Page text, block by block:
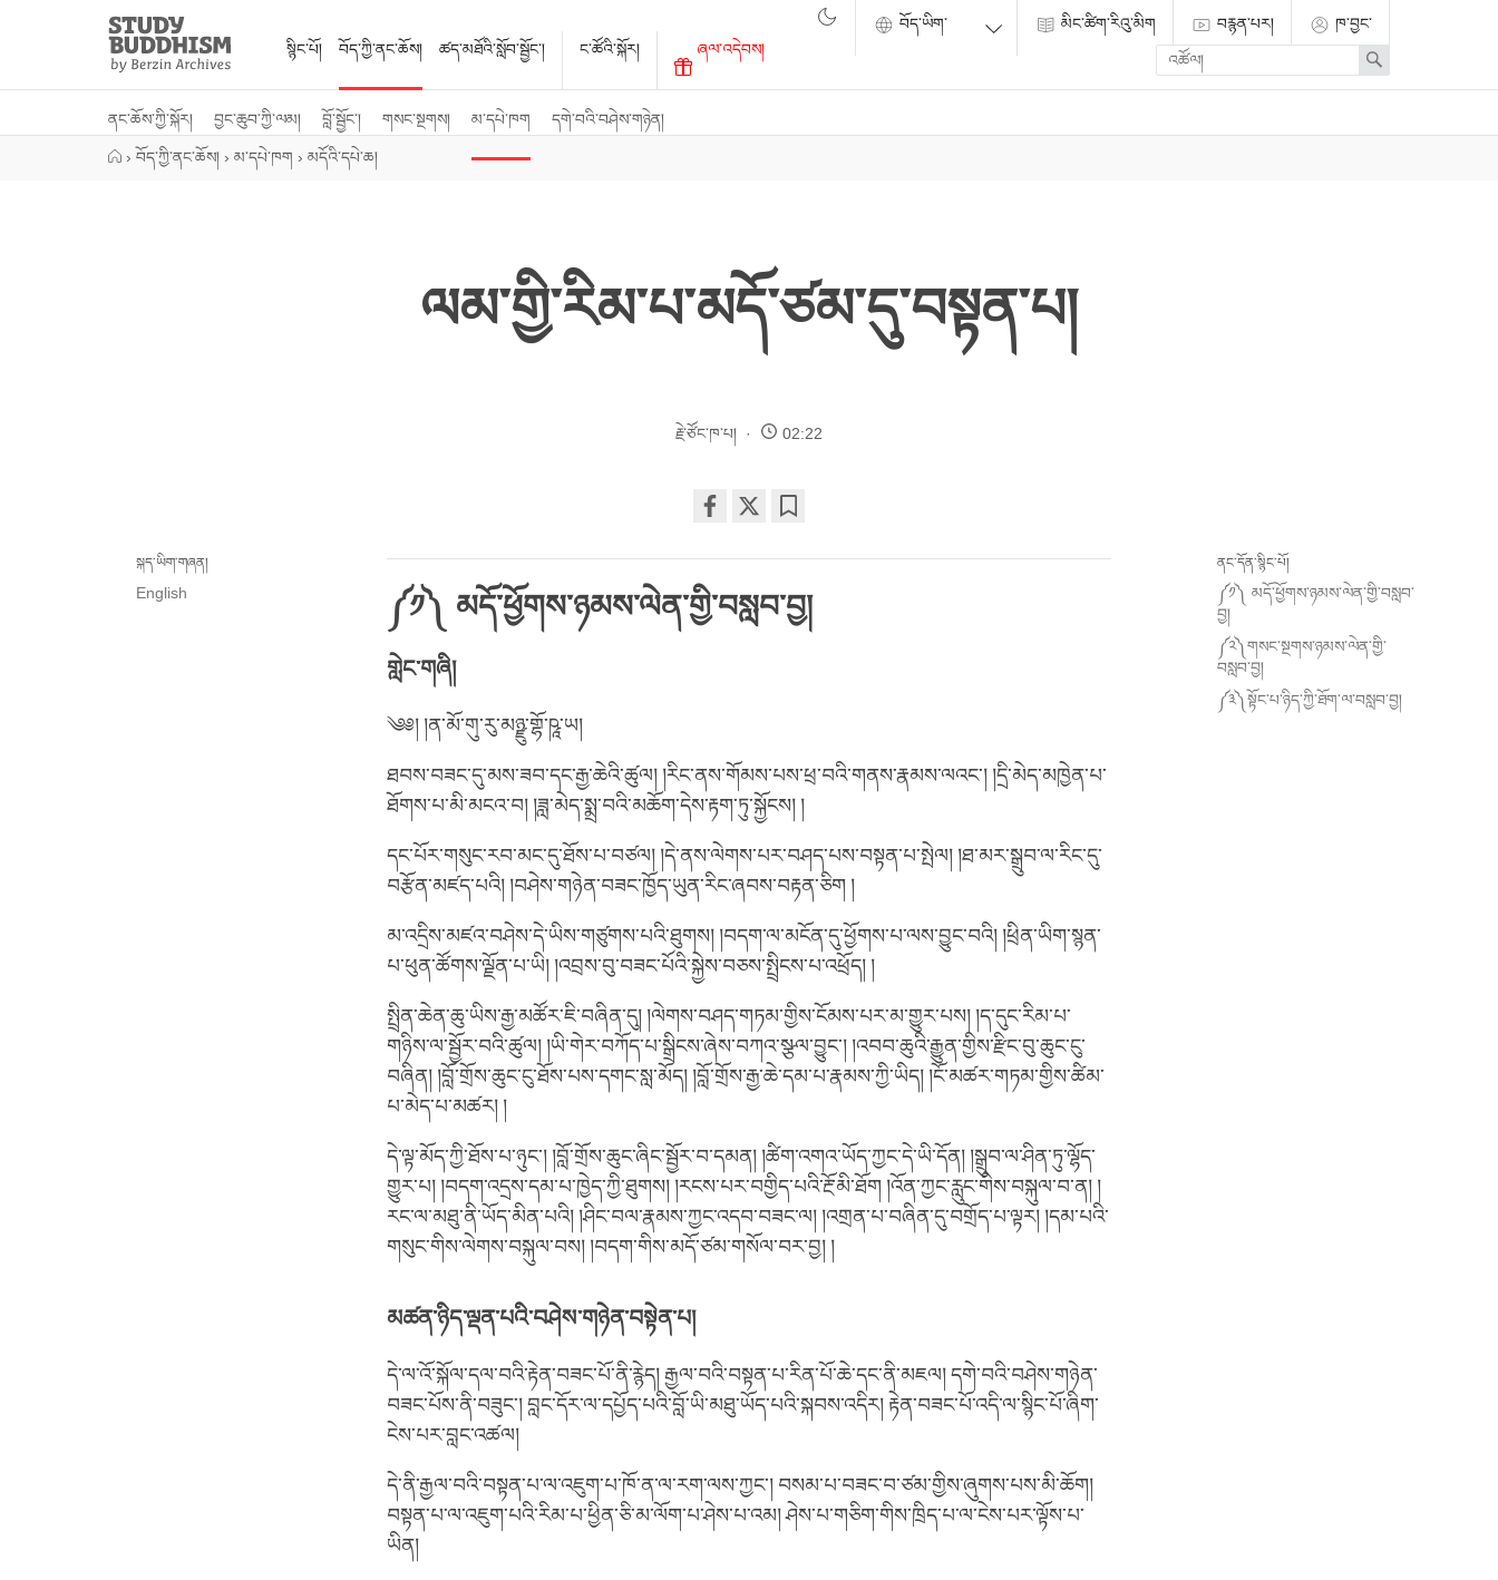
Study
Buddhism
Home
སྙིང་པོ། བོད་ཀྱི་ནང་ཆོས།
ནང་ཆོས་ཀྱི་སྐོར། བྱང་ཆུབ་ཀྱི་ལམ། བློ་སྦྱོང་། གསང་སྔགས། མ་དཔེ་ཁག དགེ་བའི་བཤེས་གཉེན།
ཚད་མཐོའི་སློབ་སྦྱོང་། ང་ཚོའི་སྐོར། ཞལ་འདེབས།
མིང་ཚིག་རིའུ་མིག བརྙན་པར།
ཁ་བྱང་
Enter
search
term
Search
› བོད་ཀྱི་ནང་ཆོས། › མ་དཔེ་ཁག › མདོའི་དཔེ་ཆ།
ལམ་གྱི་རིམ་པ་མདོ་ཙམ་དུ་བསྟན་པ།
རྗེ་ཙོང་ཁ་པ། 02:22
on
facebook
ནང་དོན་སྙིང་པོ།
༼༡༽ མདོ་ཕྱོགས་ཉམས་ལེན་གྱི་བསླབ་
བྱ།
༼༢༽གསང་སྔགས་ཉམས་ལེན་གྱི་
བསླབ་བྱ།
༼༣༽སྟོང་པ་ཉིད་ཀྱི་ཐོག་ལ་བསླབ་བྱ།
སྐད་ཡིག་གཞན།
English ༼༡༽ མདོ་ཕྱོགས་ཉམས་ལེན་གྱི་བསླབ་བྱ།
གླེང་གཞི།
༄༅། །ན་མོ་གུ་རུ་མཉྫུ་གྷོ་ཥཱ་ཡ།
ཐབས་བཟང་དུ་མས་ཟབ་དང་རྒྱ་ཆེའི་ཚུལ། །རིང་ནས་གོམས་པས་ཕྲ་བའི་གནས་རྣམས་ལའང༌། །དྲི་མེད་མཁྱེན་པ་
ཐོགས་པ་མི་མངའ་བ། །ཟླ་མེད་སྨྲ་བའི་མཆོག་དེས་རྟག་ཏུ་སྐྱོངས། །
དང་པོར་གསུང་རབ་མང་དུ་ཐོས་པ་བཙལ། །དེ་ནས་ལེགས་པར་བཤད་པས་བསྟན་པ་སྤེལ། །ཐ་མར་སྒྲུབ་ལ་རིང་དུ་
བརྩོན་མཛད་པའི། །བཤེས་གཉེན་བཟང་ཁྱོད་ཡུན་རིང་ཞབས་བརྟན་ཅིག །
མ་འདྲིས་མཛའ་བཤེས་དེ་ཡིས་གཙུགས་པའི་ཐུགས། །བདག་ལ་མངོན་དུ་ཕྱོགས་པ་ལས་བྱུང་བའི། །ཕྲིན་ཡིག་སྙན་
པ་ཕུན་ཚོགས་ལྗོན་པ་ཡི། །འབྲས་བུ་བཟང་པོའི་སྐྱེས་བཅས་སྤྲིངས་པ་འཕྲོད། །
སྤྲིན་ཆེན་ཆུ་ཡིས་རྒྱ་མཚོར་ཇི་བཞིན་དུ། །ལེགས་བཤད་གཏམ་གྱིས་ངོམས་པར་མ་གྱུར་པས། །ད་དུང་རིམ་པ་
གཉིས་ལ་སྦྱོར་བའི་ཚུལ། །ཡི་གེར་བཀོད་པ་སྒྲིངས་ཞེས་བཀའ་སྩལ་བྱུང༌། །འབབ་ཆུའི་རྒྱུན་གྱིས་རྫིང་བུ་ཆུང་ངུ་
བཞིན། །བློ་གྲོས་ཆུང་ངུ་ཐོས་པས་དགང་སླ་མོད། །བློ་གྲོས་རྒྱ་ཆེ་དམ་པ་རྣམས་ཀྱི་ཡིད། །ངོ་མཚར་གཏམ་གྱིས་ཚིམ་
པ་མེད་པ་མཚར། །
དེ་ལྟ་མོད་ཀྱི་ཐོས་པ་ཉུང༌། །བློ་གྲོས་ཆུང་ཞིང་སྦྱོར་བ་དམན། །ཚིག་འགའ་ཡོད་ཀྱང་དེ་ཡི་དོན། །སྒྲུབ་ལ་ཤིན་ཏུ་ལྷོད་
གྱུར་པ། །བདག་འདྲས་དམ་པ་ཁྱེད་ཀྱི་ཐུགས། །རངས་པར་བགྱིད་པའི་རྔོ་མི་ཐོག །འོན་ཀྱང་རླུང་གིས་བསྐུལ་བ་ན། །
རང་ལ་མཐུ་ནི་ཡོད་མིན་པའི། །ཤིང་བལ་རྣམས་ཀྱང་འདབ་བཟང་ལ། །འགྲན་པ་བཞིན་དུ་བགྲོད་པ་ལྟར། །དམ་པའི་
གསུང་གིས་ལེགས་བསྐུལ་བས། །བདག་གིས་མདོ་ཙམ་གསོལ་བར་བྱ། །
མཚན་ཉིད་ལྡན་པའི་བཤེས་གཉེན་བསྟེན་པ།
དེ་ལ་འོ་སྐོལ་དལ་བའི་རྟེན་བཟང་པོ་ནི་རྙེད། རྒྱལ་བའི་བསྟན་པ་རིན་པོ་ཆེ་དང་ནི་མཇལ། དགེ་བའི་བཤེས་གཉེན་
བཟང་པོས་ནི་བཟུང༌། བླང་དོར་ལ་དཔྱོད་པའི་བློ་ཡི་མཐུ་ཡོད་པའི་སྐབས་འདིར། རྟེན་བཟང་པོ་འདི་ལ་སྙིང་པོ་ཞིག་
ངེས་པར་བླང་འཚལ།
དེ་ནི་རྒྱལ་བའི་བསྟན་པ་ལ་འཇུག་པ་ཁོ་ན་ལ་རག་ལས་ཀྱང༌། བསམ་པ་བཟང་བ་ཙམ་གྱིས་ཞུགས་པས་མི་ཆོག།
བསྟན་པ་ལ་འཇུག་པའི་རིམ་པ་ཕྱིན་ཅི་མ་ལོག་པ་ཤེས་པ་འམ། ཤེས་པ་གཅིག་གིས་ཁྲིད་པ་ལ་ངེས་པར་ལྟོས་པ་
ཡིན།